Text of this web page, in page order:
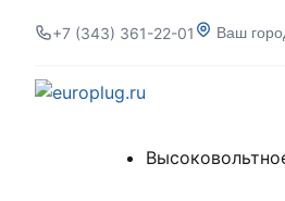
+7 (343) 361-22-01 Ваш